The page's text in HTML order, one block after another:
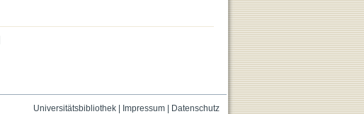
Universitätsbibliothek| Impressum| Datenschutz